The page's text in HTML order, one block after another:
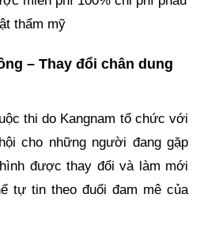
thẩm mỹ
– Thay đổi chân dung
thi do Kangnam tổ chức với
cho những người đang gặp
được thay đổi và làm mới
tự tin theo đuổi đam mê của